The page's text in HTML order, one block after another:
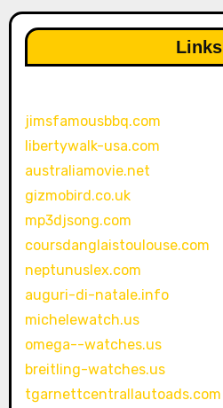
Links
jimsfamousbbq.com
libertywalk-usa.com
australiamovie.net
gizmobird.co.uk
mp3djsong.com
coursdanglaistoulouse.com
neptunuslex.com
auguri-di-natale.info
michelewatch.us
omega--watches.us
breitling-watches.us
tgarnettcentrallautoads.com